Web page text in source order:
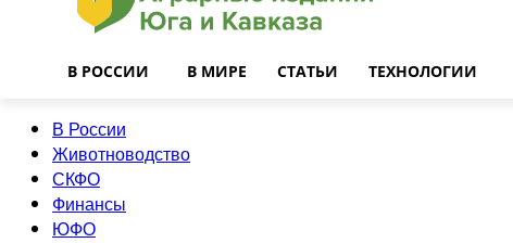
В РОССИИ В МИРЕ СТАТЬИ ТЕХНОЛОГИИ
В России
Животноводство
СКФО
Финансы
ЮФО